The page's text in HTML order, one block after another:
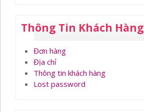
Thông Tin Khách Hàng
Đơn hàng
Địa chỉ
Thông tin khách hàng
Lost password